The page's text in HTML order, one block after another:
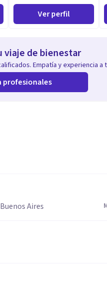
Ver perfil
viaje de bienestar
Empatía y experiencia a
profesionales
Aires